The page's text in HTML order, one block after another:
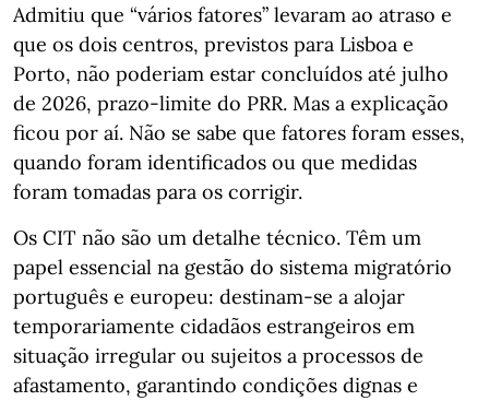
Admitiu que “vários fatores” levaram ao atraso e
que os dois centros, previstos para Lisboa e
Porto, não poderiam estar concluídos até julho
de 2026, prazo-limite do PRR. Mas a explicação
ficou por aí. Não se sabe que fatores foram esses,
quando foram identificados ou que medidas
foram tomadas para os corrigir.
Os CIT não são um detalhe técnico. Têm um
papel essencial na gestão do sistema migratório
português e europeu: destinam-se a alojar
temporariamente cidadãos estrangeiros em
situação irregular ou sujeitos a processos de
afastamento, garantindo condições dignas e